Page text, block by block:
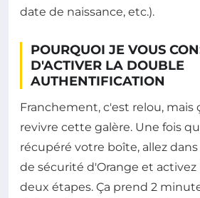
date de naissance, etc.).
POURQUOI JE VOUS
D'ACTIVER LA DOUBLE
AUTHENTIFICATION
Franchement, c'est relou, mais
revivre cette galère. Une fois
récupéré votre boîte, allez
de sécurité d'Orange et activez
deux étapes. Ça prend 2